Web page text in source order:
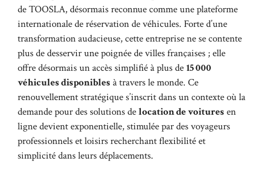
de TOOSLA, désormais reconnue comme une plateforme
internationale de réservation de véhicules. Forte d’une
transformation audacieuse, cette entreprise ne se contente
plus de desservir une poignée de villes françaises ; elle
offre désormais un accès simplifié à plus de15 000
véhicules disponibles à travers le monde. Ce
renouvellement stratégique s’inscrit dans un contexte où la
demande pour des solutions delocation de voitures en
ligne devient exponentielle, stimulée par des voyageurs
professionnels et loisirs recherchant flexibilité et
simplicité dans leurs déplacements.